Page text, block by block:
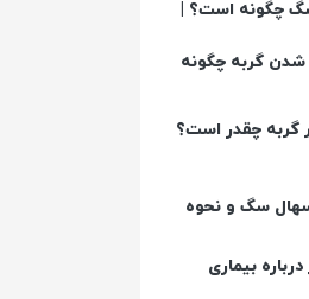
چگونه است؟ |
گربه چگونه
چقدر است؟
سگ و نحوه
بیماری